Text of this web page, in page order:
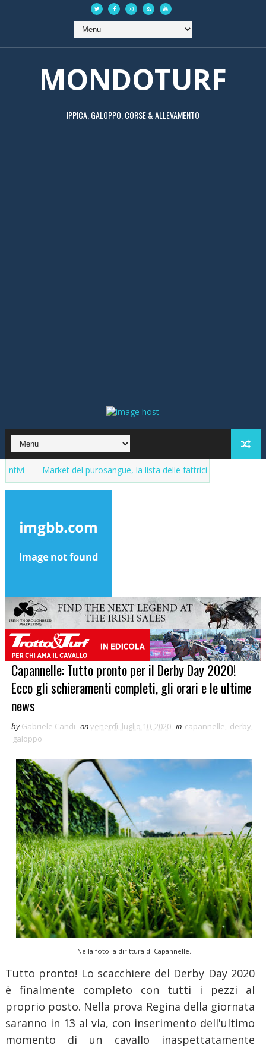
MONDOTURF
IPPICA, GALOPPO, CORSE & ALLEVAMENTO
del purosangue, la lista delle fattrici in vendita. Aggiornamenti
Capannelle: Tutto pronto per il Derby Day 2020!
Ecco gli schieramenti completi, gli orari e le ultime
news
by Gabriele Candi onvenerdì, luglio 10, 2020 in capannelle, derby,
galoppo
Nella foto la dirittura di Capannelle.
Tutto pronto! Lo scacchiere del Derby Day 2020
è finalmente completo con tutti i pezzi al
proprio posto. Nella prova Regina della giornata
saranno in 13 al via, con inserimento dell'ultimo
momento di un cavallo inaspettatamente